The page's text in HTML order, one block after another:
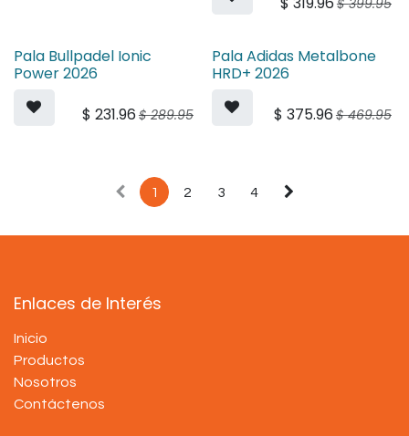
$399.95
Pala Bullpadel Ionic
Power 2026
$ 231.96 $289.95
Pala Adidas Metalbone
HRD+ 2026
$ 375.96 $469.95
1 2 3 4
Enlaces de Interés
Inicio
Productos
Nosotros
Contáctenos